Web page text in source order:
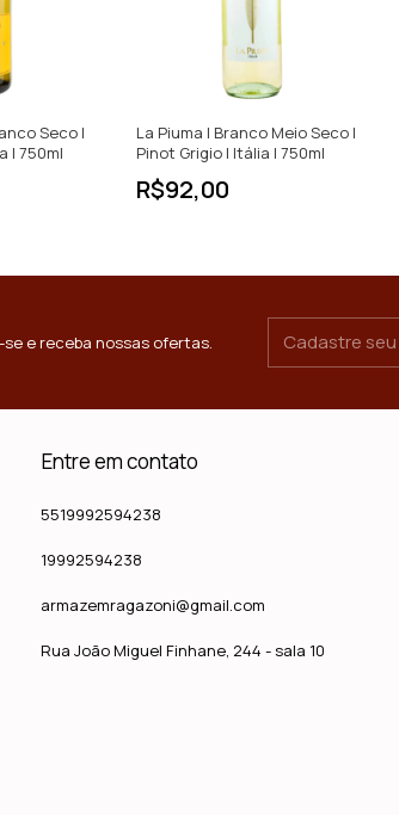
Seco |
| 750ml
La Piuma | Branco Meio Seco |
Pinot Grigio | Itália | 750ml
R$92,00
e receba nossas ofertas.
Entre em contato
5519992594238
19992594238
armazemragazoni@gmail.com
Rua João Miguel Finhane, 244 - sala 10